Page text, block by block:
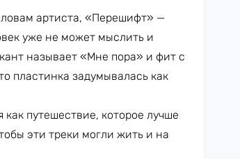
артиста, «Перешифт» —
уже не может мыслить и
называет «Мне пора» и фит с
пластинка задумывалась как
путешествие, которое лучше
эти треки могли жить и на